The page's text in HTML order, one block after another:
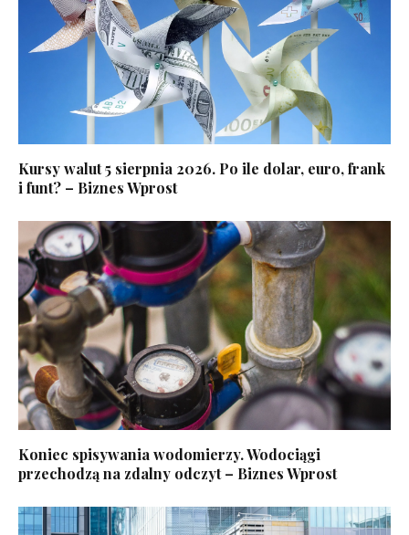
Kursy walut 5 sierpnia 2026. Po ile dolar, euro, frank
i funt? – Biznes Wprost
Koniec spisywania wodomierzy. Wodociągi
przechodzą na zdalny odczyt – Biznes Wprost